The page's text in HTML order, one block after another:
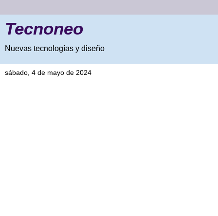
Tecnoneo
Nuevas tecnologías y diseño
sábado, 4 de mayo de 2024